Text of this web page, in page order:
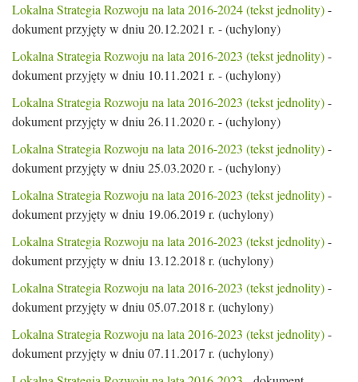
Lokalna Strategia Rozwoju na lata 2016-2024 (tekst jednolity)-
dokument przyjęty w dniu 20.12.2021 r. - (uchylony)
Lokalna Strategia Rozwoju na lata 2016-2023 (tekst jednolity)-
dokument przyjęty w dniu 10.11.2021 r. - (uchylony)
Lokalna Strategia Rozwoju na lata 2016-2023 (tekst jednolity)-
dokument przyjęty w dniu 26.11.2020 r. - (uchylony)
Lokalna Strategia Rozwoju na lata 2016-2023 (tekst jednolity)-
dokument przyjęty w dniu 25.03.2020 r. - (uchylony)
Lokalna Strategia Rozwoju na lata 2016-2023 (tekst jednolity)-
dokument przyjęty w dniu 19.06.2019 r. (uchylony)
Lokalna Strategia Rozwoju na lata 2016-2023 (tekst jednolity)-
dokument przyjęty w dniu 13.12.2018 r. (uchylony)
Lokalna Strategia Rozwoju na lata 2016-2023 (tekst jednolity)-
dokument przyjęty w dniu 05.07.2018 r. (uchylony)
Lokalna Strategia Rozwoju na lata 2016-2023 (tekst jednolity)-
dokument przyjęty w dniu 07.11.2017 r. (uchylony)